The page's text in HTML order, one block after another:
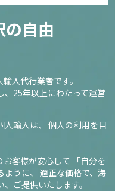
の自由
入代行業者です。
25年以上にわたって運営
輸入は、
個人の利用を目
客様が安心して
「自分を
うに、
適正な価格で、海
ご提供いたします。